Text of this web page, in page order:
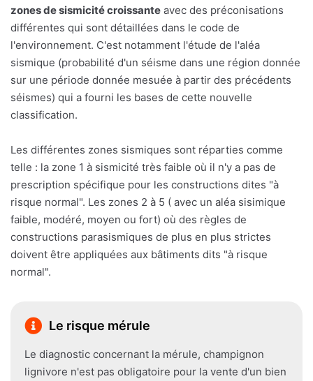
zones de sismicité croissante avec des préconisations
différentes qui sont détaillées dans le code de
l'environnement. C'est notamment l'étude de l'aléa
sismique (probabilité d'un séisme dans une région donnée
sur une période donnée mesuée à partir des précédents
séismes) qui a fourni les bases de cette nouvelle
classification.
Les différentes zones sismiques sont réparties comme
telle : la zone 1 à sismicité très faible où il n'y a pas de
prescription spécifique pour les constructions dites "à
risque normal". Les zones 2 à 5 ( avec un aléa sisimique
faible, modéré, moyen ou fort) où des règles de
constructions parasismiques de plus en plus strictes
doivent être appliquées aux bâtiments dits "à risque
normal".
Le risque mérule
Le diagnostic concernant la mérule, champignon
lignivore n'est pas obligatoire pour la vente d'un bien